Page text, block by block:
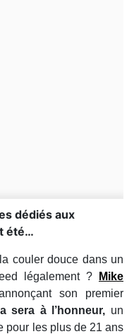
dédiés aux
été…
couler douce dans un
légalement ?
Mike
son premier
sera à l’honneur, un
pour les plus de 21 ans